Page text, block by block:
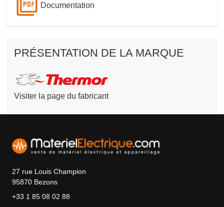
Documentation
PRÉSENTATION DE LA MARQUE
Visiter la page du fabricant
27 rue Louis Champion
95870 Bezons
+33 1 85 08 02 88